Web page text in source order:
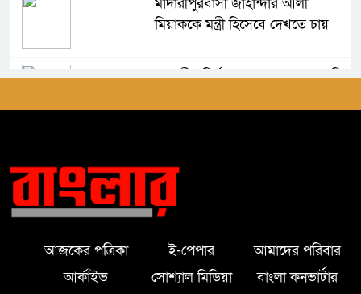
মাদারীপুরবাসী জাহান্দার আলী
মিয়াককে মন্ত্রী হিসেবে দেখতে চায়
আগামীর নির্বাচন সহজ হবে না-এমপি
সহায়তা প্রদান করলেন এমপি হেলেন
জেরিন
উদ্বোধন অনুষ্ঠিত।
আজকের পত্রিকা ই-পেপার
আমাদের পরিবার
আর্কাইভ
সোশ্যাল মিডিয়া বাংলা কনভার্টার